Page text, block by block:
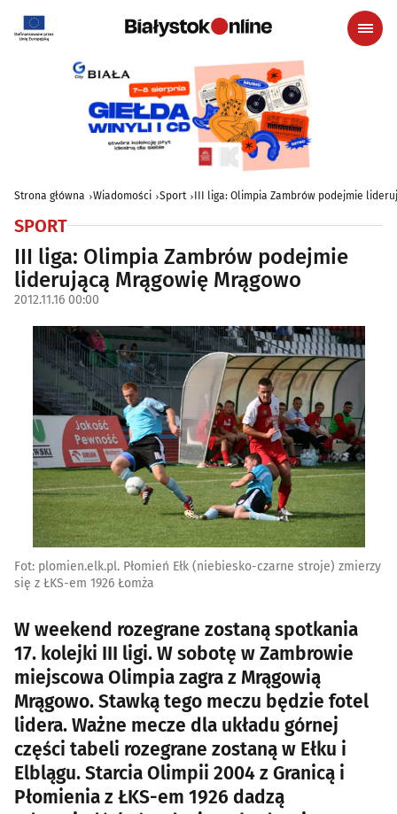
Strona główna Wiadomości Sport III liga: Olimpia Zambrów podejmie
SPORT
III liga: Olimpia Zambrów podejmie
liderującą Mrągowię Mrągowo
2012.11.16 00:00
Fot: plomien.elk.pl. Płomień Ełk (niebiesko-czarne stroje) zmierzy
się z ŁKS-em 1926 Łomża
W weekend rozegrane zostaną spotkania
17. kolejki III ligi. W sobotę w Zambrowie
miejscowa Olimpia zagra z Mrągowią
Mrągowo. Stawką tego meczu będzie fotel
lidera. Ważne mecze dla układu górnej
części tabeli rozegrane zostaną w Ełku i
Elblągu. Starcia Olimpii 2004 z Granicą i
Płomienia z ŁKS-em 1926 dadzą